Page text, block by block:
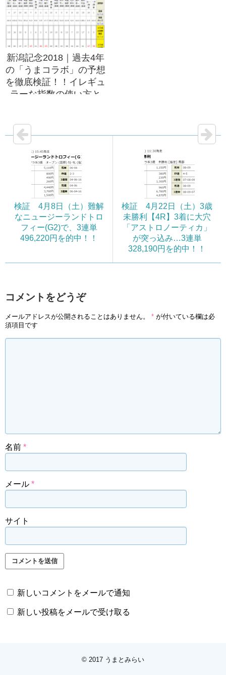
新潟記念2018｜過去4年
の「うまコラボ」の予想
を徹底検証！！イレギュ
ラーな指数の使い方と
検証 4月8日（土）難解
なニュージーランドトロ
フィー(G2)で、3連単
496,220円を的中！！
検証 4月22日（土）3歳
未勝利【4R】3着に大穴
「アストロノーティカ」
が突っ込み…3連単
328,190円を的中！！
コメントをどうぞ
メールアドレスが公開されることはありません。 * が付いている欄は必
須項目です
名前 *
メール *
サイト
新しいコメントをメールで通知
新しい投稿をメールで受け取る
© 2017 うまとみらい